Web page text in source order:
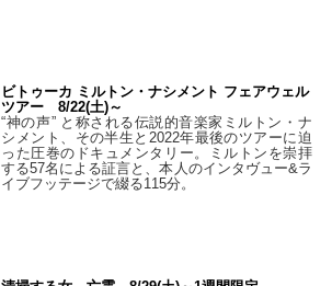
ビトゥーカ ミルトン・ナシメント フェアウェル
ツアー 8/22(土)～
“神の声” と称される伝説的音楽家ミルトン・ナ
シメント、その半生と2022年最後のツアーに迫
った圧巻のドキュメンタリー。ミルトンを崇拝
する57名による証言と、本人のインタヴュー&ラ
イブフッテージで綴る115分。